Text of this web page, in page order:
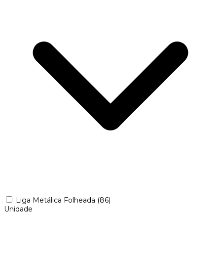
Liga Metálica Folheada (86)
Unidade